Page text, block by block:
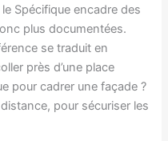
Spécifique encadre des
plus documentées.
se traduit en
près d’une place
pour cadrer une façade ?
pour sécuriser les